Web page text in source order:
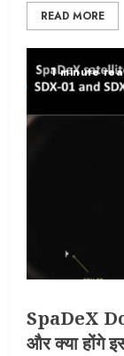
READ MORE
1 minute
SpaDeX
और क्या होंगे